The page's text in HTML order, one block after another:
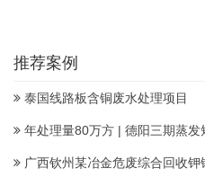
推荐案例
泰国线路板含铜废水处理项目
年处理量80万方 | 德阳三期蒸发短流
广西钦州某冶金危废综合回收钾